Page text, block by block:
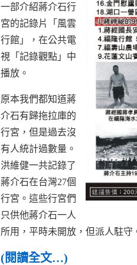
一部介紹蔣介石行
宮的記錄片「風雲
行館」，在公共電
視「記錄觀點」中
播放。
原本我們都知道蔣
介石有歸拖拉庫的
行宮，但是過去沒
有人統計過數量。
洪維健一共記錄了
蔣介石在台灣27個
行宮。這些行宮們
只供他蔣介石一人
所用，平時未開放，但派人駐守
(閱讀全文…)